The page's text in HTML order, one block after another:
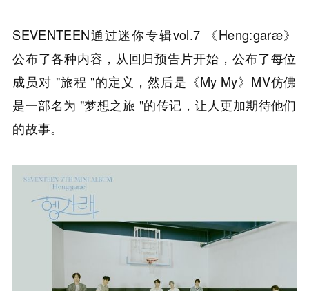
SEVENTEEN通过迷你专辑vol.7 《Heng:garæ》
公布了各种内容，从回归预告片开始，公布了每位
成员对 "旅程 "的定义，然后是《My My》MV仿佛
是一部名为 "梦想之旅 "的传记，让人更加期待他们
的故事。